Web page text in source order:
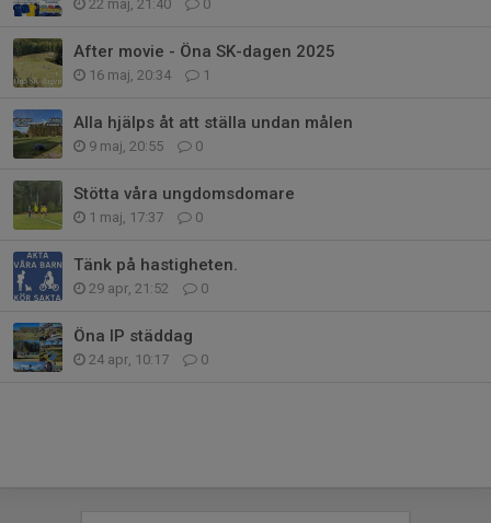
22 maj, 21:40 0
After movie - Öna SK-dagen 2025
16 maj, 20:34 1
Alla hjälps åt att ställa undan målen
9 maj, 20:55 0
Stötta våra ungdomsdomare
1 maj, 17:37 0
Tänk på hastigheten.
29 apr, 21:52 0
Öna IP städdag
24 apr, 10:17 0